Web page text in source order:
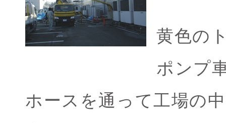
黄色の
ポンプ
ホースを通って工場の